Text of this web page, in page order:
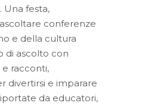
Una festa,
conferenze
e della cultura
di ascolto con
racconti,
divertirsi e imparare
da educatori,